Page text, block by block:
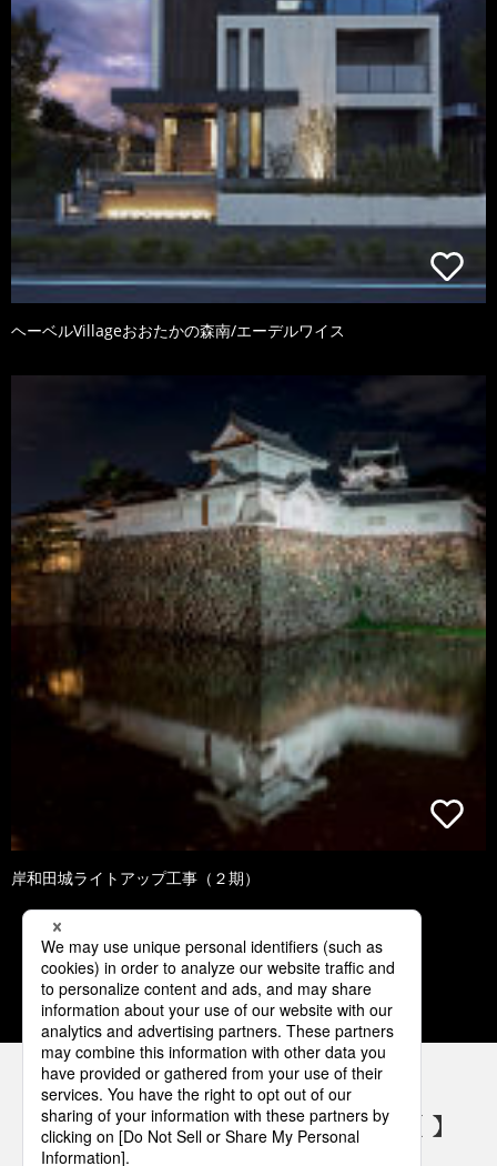
ヘーベルVillageおおたかの森南/エーデルワイス
岸和田城ライトアップ工事（２期）
1 2 3 4 5
パナソニックの電気設備 SNSアカウント